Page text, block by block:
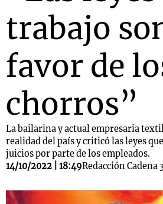
trabajo
favor de
chorros”
La bailarina y actual empresaria
realidad del país y criticó las leyes
juicios por parte de los empleados.
14/10/2022 | 18:49Redacción Cadena